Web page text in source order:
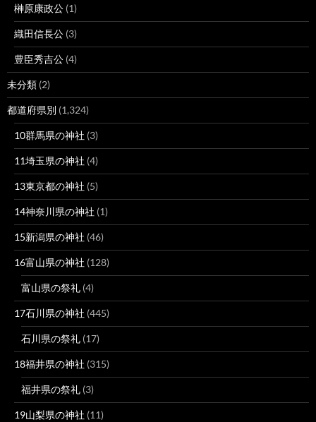
榊原康政公 (1)
織田信長公 (3)
豊臣秀吉公 (4)
未分類 (2)
都道府県別 (1,324)
10群馬県の神社 (3)
11埼玉県の神社 (4)
13東京都の神社 (5)
14神奈川県の神社 (1)
15新潟県の神社 (46)
16富山県の神社 (128)
富山県の祭礼 (4)
17石川県の神社 (445)
石川県の祭礼 (17)
18福井県の神社 (315)
福井県の祭礼 (3)
19山梨県の神社 (11)